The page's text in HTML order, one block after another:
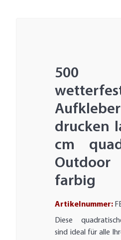
500
Aufkleber
drucken
cm
farbig
Artikelnummer:
Diese
sind ideal für alle